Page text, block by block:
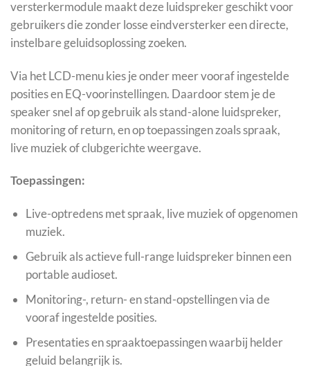
versterkermodule maakt deze luidspreker geschikt voor
gebruikers die zonder losse eindversterker een directe,
instelbare geluidsoplossing zoeken.
Via het LCD-menu kies je onder meer vooraf ingestelde
posities en EQ-voorinstellingen. Daardoor stem je de
speaker snel af op gebruik als stand-alone luidspreker,
monitoring of return, en op toepassingen zoals spraak,
live muziek of clubgerichte weergave.
Toepassingen:
Live-optredens met spraak, live muziek of opgenomen
muziek.
Gebruik als actieve full-range luidspreker binnen een
portable audioset.
Monitoring-, return- en stand-opstellingen via de
vooraf ingestelde posities.
Presentaties en spraaktoepassingen waarbij helder
geluid belangrijk is.